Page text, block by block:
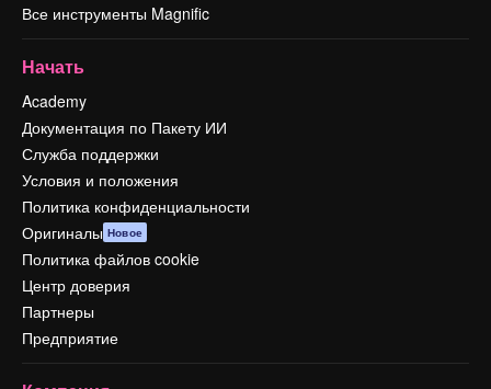
Все инструменты Magnific
Начать
Academy
Документация по Пакету ИИ
Служба поддержки
Условия и положения
Политика конфиденциальности
Оригиналы Новое
Политика файлов cookie
Центр доверия
Партнеры
Предприятие